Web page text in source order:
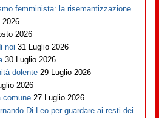
femminista: la risemantizzazione
2026
2026
noi 31 Luglio 2026
30 Luglio 2026
dolente 29 Luglio 2026
2026
comune 27 Luglio 2026
Di Leo per guardare ai resti dei